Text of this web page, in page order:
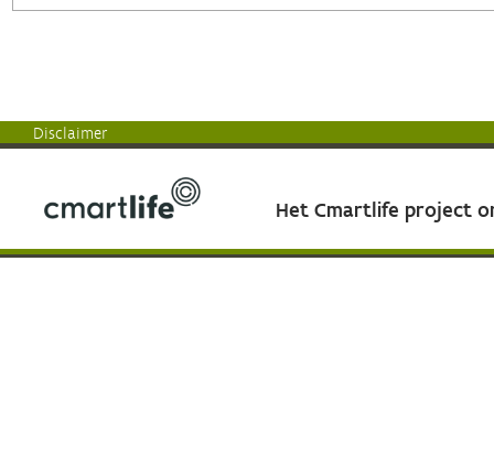
Disclaimer
Het Cmartlife project